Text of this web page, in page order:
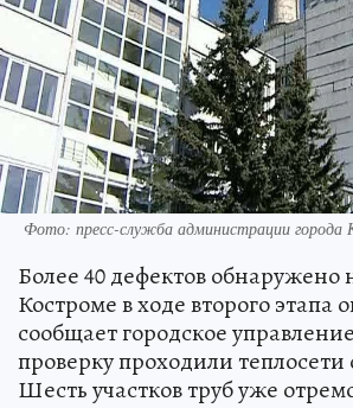
Фото: пресс-служба администрации города
Более 40 дефектов обнаружено
Костроме в ходе второго этапа
сообщает городское
проверку проходили
Шесть участков труб уже